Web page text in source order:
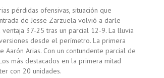
pérdidas ofensivas, situación que
de Jesse Zarzuela volvió a darle
37-25 tras un parcial 12-9. La lluvia
desde el perímetro. La primera
Arias. Con un contundente parcial de
más destacados en la primera mitad
con 20 unidades.